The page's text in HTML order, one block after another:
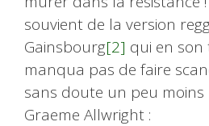
souvient de la version
Gainsbourg[2] qui en son
manqua pas de faire
sans doute un peu moins
Graeme Allwright :